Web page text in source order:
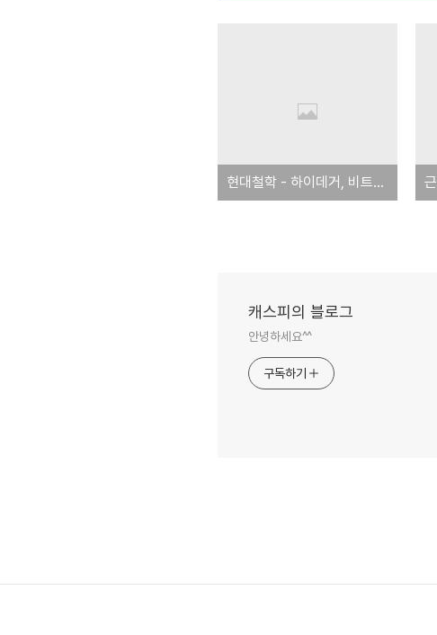
현대철학 - 하이데거, 비트겐슈타인, 실존주의
캐스피의 블로그
안녕하세요^^
구독하기